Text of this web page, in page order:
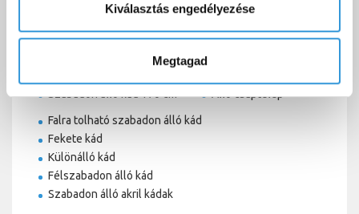
Kiválasztás engedélyezése
Megtagad
Egyenes kád 170x75
Szabadon álló kád 170 cm
Kisméretű kád
Zuhanyzós kád
Álló csaptelep
Falra tolható szabadon álló kád
Fekete kád
Különálló kád
Félszabadon álló kád
Szabadon álló akril kádak